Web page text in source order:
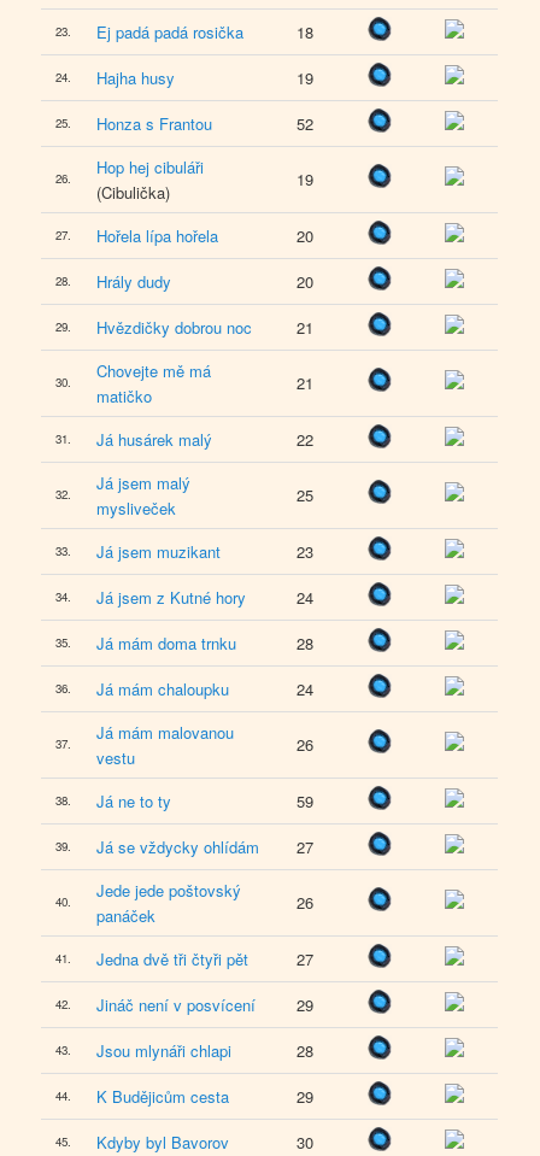
23. Ej padá padá rosička 18
24. Hajha husy 19
25. Honza s Frantou 52
26.
Hop hej cibuláři
(Cibulička)
19
27. Hořela lípa hořela 20
28. Hrály dudy 20
29. Hvězdičky dobrou noc 21
30.
Chovejte mě má
matičko
21
31. Já husárek malý 22
32.
Já jsem malý
mysliveček
25
33. Já jsem muzikant 23
34. Já jsem z Kutné hory 24
35. Já mám doma trnku 28
36. Já mám chaloupku 24
37.
Já mám malovanou
vestu
26
38. Já ne to ty 59
39. Já se vždycky ohlídám 27
40.
Jede jede poštovský
panáček
26
41. Jedna dvě tři čtyři pět 27
42. Jináč není v posvícení 29
43. Jsou mlynáři chlapi 28
44. K Budějicům cesta 29
45. Kdyby byl Bavorov 30